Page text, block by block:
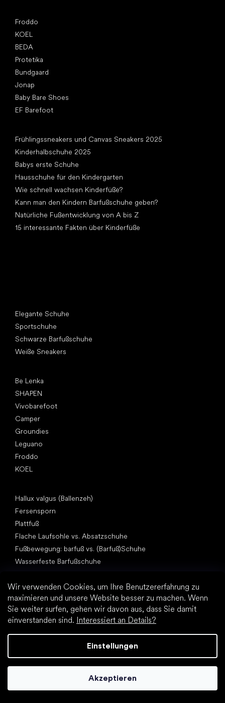
Wir verwenden Cookies, um Ihre Benutzererfahrung zu
maximieren und unsere Website besser zu machen. Wenn
Sie weiter surfen, gehen wir davon aus, dass Sie damit
einverstanden sind. Interessiert an Details?
Einstellungen
Akzeptieren
Froddo
KOEL
BEDA
Protetika
Bundgaard
Jonap
Baby Bare Shoes
EF Barefoot
Frühlingssneakers und Canvas Sneakers 2025
Kinderhalbschuhe 2025
Babys erste Schuhe
Hausschuhe für den Kindergarten
Wie schnell wachsen Kinderfüße?
Kann man den Kindern Barfußschuhe geben?
Natürliche Fußentwicklung von A bis Z
15 interessante Fakten über Kinderfüße
Elegante Schuhe
Sportschuhe
Schwarze Barfußschuhe
Weiße Sneakers
Be Lenka
SHAPEN
Vivobarefoot
Camper
Groundies
Leguano
Froddo
KOEL
Hallux valgus (Ballenzeh)
Fersensporn
Plattfuß
Flache Laufsohle vs. Absatzschuhe
Fußbewegung: barfuß vs. (Barfuß)Schuhe
Wasserfeste Barfußschuhe
Barfußschuhe: Alles über den Trend